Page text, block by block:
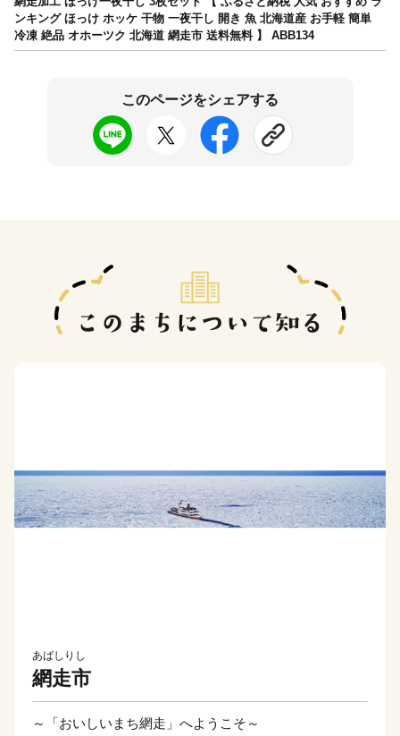
ンキング ほっけ ホッケ 干物 一夜干し 開き 魚 北海道産 お手軽 簡単
冷凍 絶品 オホーツク 北海道 網走市 送料無料 】 ABB134
このページをシェアする
あばしりし
網走市
～「おいしいまち網走」へようこそ～